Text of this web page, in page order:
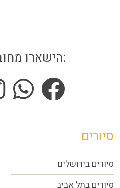
הישארו מחוברים אלינו:
סיורים
סיורים בירושלים
סיורים בתל אביב